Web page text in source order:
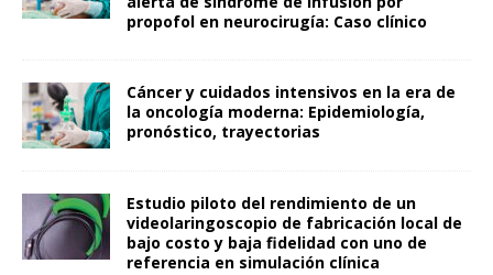
propofol en neurocirugía: Caso clínico
Cáncer y cuidados intensivos en la era de
la oncología moderna: Epidemiología,
pronóstico, trayectorias
Estudio piloto del rendimiento de un
videolaringoscopio de fabricación local de
bajo costo y baja fidelidad con uno de
referencia en simulación clínica